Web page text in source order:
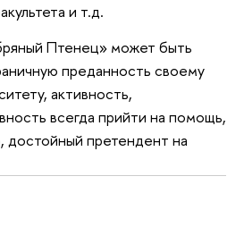
и т.д.
Птенец» может быть
преданность своему
активность,
всегда прийти на помощь,
претендент на